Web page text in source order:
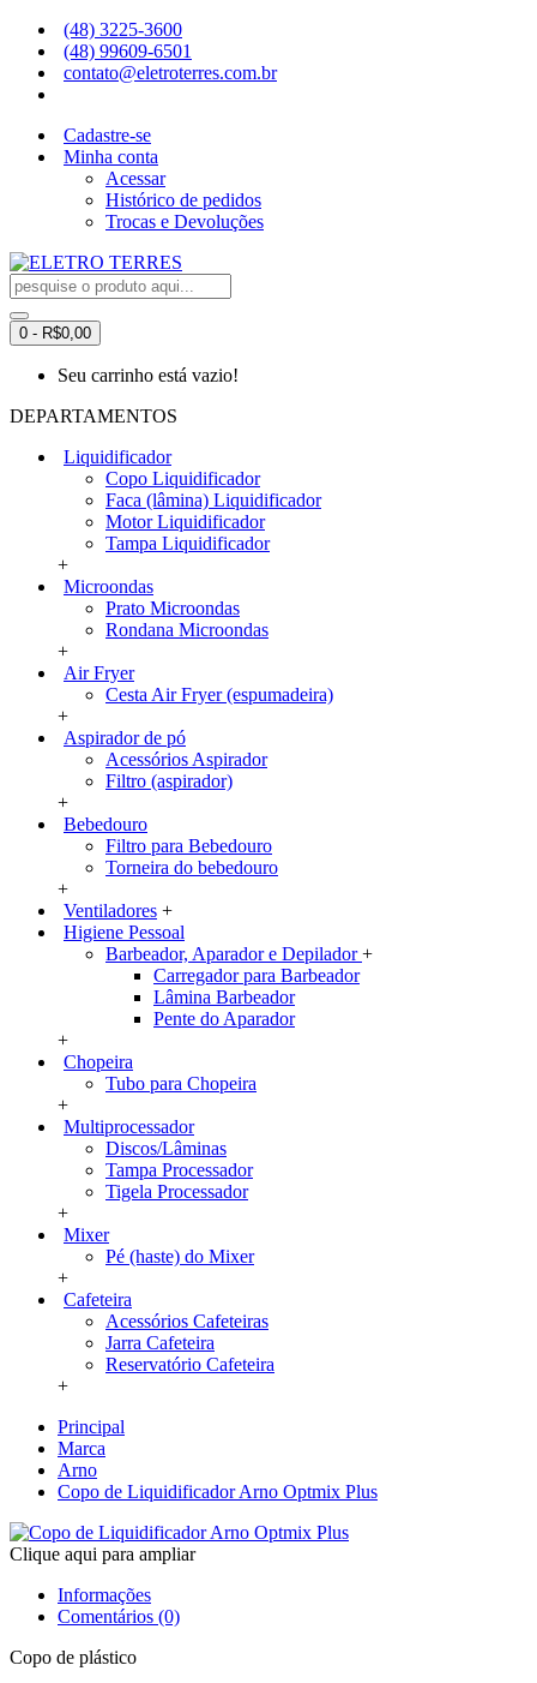
(48) 3225-3600
(48) 99609-6501
contato@eletroterres.com.br
Cadastre-se
Minha conta
Acessar
Histórico de pedidos
Trocas e Devoluções
0 - R$0,00
Seu carrinho está vazio!
DEPARTAMENTOS
Liquidificador
Copo Liquidificador
Faca (lâmina) Liquidificador
Motor Liquidificador
Tampa Liquidificador
+
Microondas
Prato Microondas
Rondana Microondas
+
Air Fryer
Cesta Air Fryer (espumadeira)
+
Aspirador de pó
Acessórios Aspirador
Filtro (aspirador)
+
Bebedouro
Filtro para Bebedouro
Torneira do bebedouro
+
Ventiladores +
Higiene Pessoal
Barbeador, Aparador e Depilador+
Carregador para Barbeador
Lâmina Barbeador
Pente do Aparador
+
Chopeira
Tubo para Chopeira
+
Multiprocessador
Discos/Lâminas
Tampa Processador
Tigela Processador
+
Mixer
Pé (haste) do Mixer
+
Cafeteira
Acessórios Cafeteiras
Jarra Cafeteira
Reservatório Cafeteira
+
Principal
Marca
Arno
Copo de Liquidificador Arno Optmix Plus
Clique aqui para ampliar
Informações
Comentários (0)
Copo de plástico